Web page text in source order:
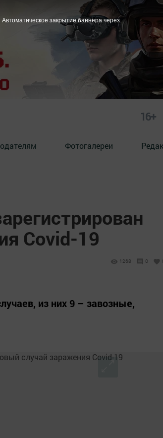
16+
Фотогалереи
Covid-19
1268 0
из них 9 – завозные,
Автоматическое закрытие баннера через